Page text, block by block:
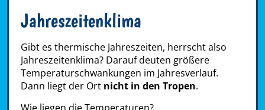
Jahreszeitenklima
Gibt es thermische Jahreszeiten, herrscht also
Jahreszeitenklima? Darauf deuten größere
Temperaturschwankungen im Jahresverlauf.
Dann liegt der Ort nicht in den Tropen.